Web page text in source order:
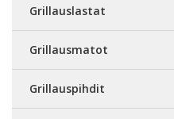
Grillauslastat
Grillausmatot
Grillauspihdit